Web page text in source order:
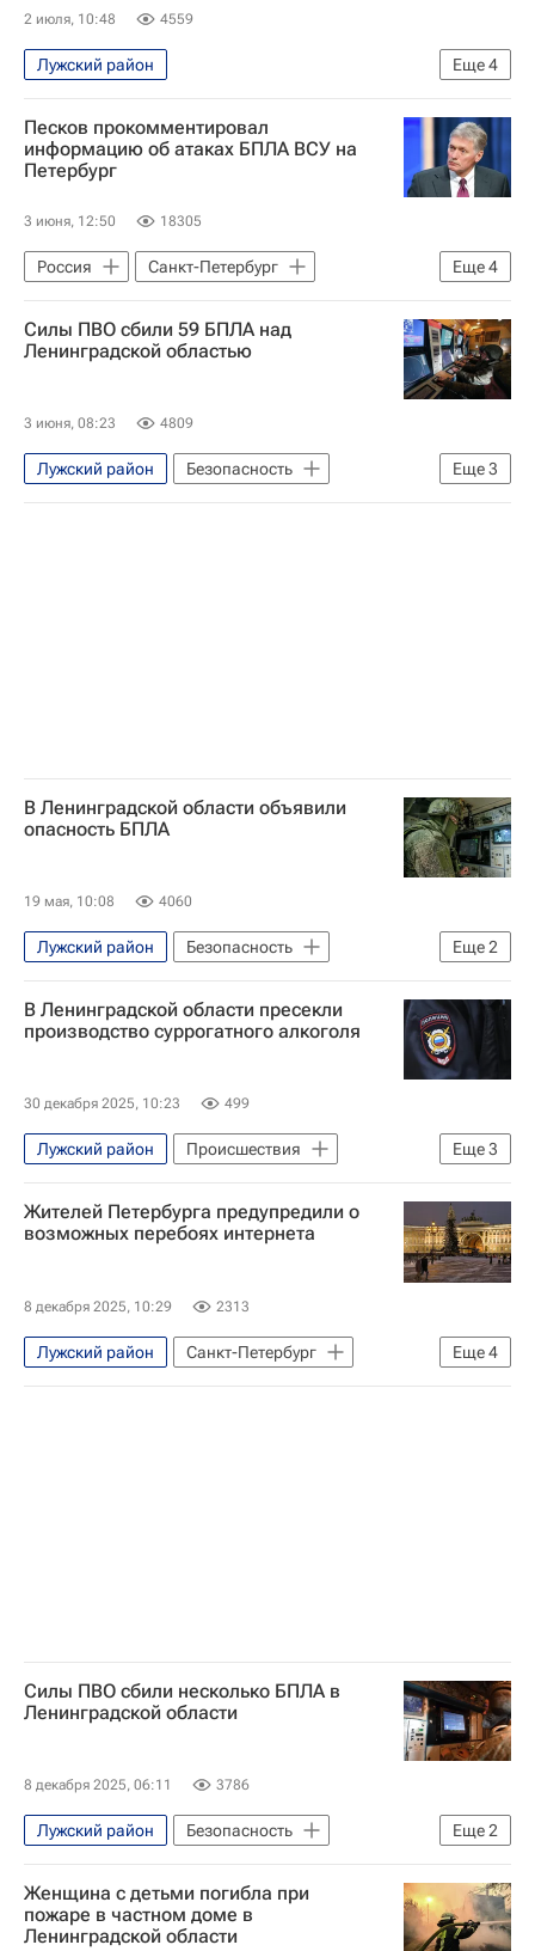
2 июля, 10:48 4559
Еще4
Лужский район
Специальная военная операция на Украине
Происшествия
Ленинградская область
Александр Дрозденко
Песков прокомментировал
информацию об атаках БПЛА ВСУ на
Петербург
3 июня, 12:50 18305
Еще4
Россия
Санкт-Петербург
Ленинградская область
Александр Дрозденко
Дмитрий Песков
Силы ПВО сбили 59 БПЛА над
Ленинградской областью
3 июня, 08:23 4809
Еще3
Лужский район
Безопасность
Специальная военная операция на Украине
В Ленинградской области объявили
опасность БПЛА
19 мая, 10:08 4060
Еще2
Лужский район
Безопасность
Ленинградская область
Александр Дрозденко
В Ленинградской области пресекли
производство суррогатного алкоголя
30 декабря 2025, 10:23 499
Еще3
Лужский район
Происшествия
Санкт-Петербург
Ленинградская область
Жителей Петербурга предупредили о
возможных перебоях интернета
8 декабря 2025, 10:29 2313
Еще4
Лужский район
Санкт-Петербург
Ленинградская область
Силы ПВО сбили несколько БПЛА в
Ленинградской области
8 декабря 2025, 06:11 3786
Еще2
Лужский район
Безопасность
Ленинградская область
Александр Дрозденко
Женщина с детьми погибла при
пожаре в частном доме в
Ленинградской области